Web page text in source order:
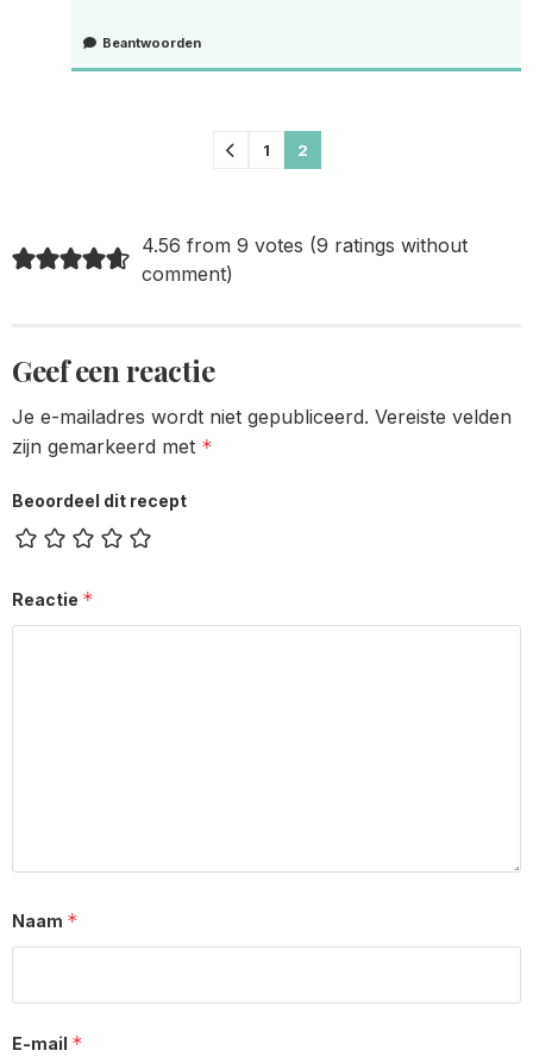
Beantwoorden
1 2
4.56 from 9 votes (9 ratings without
comment)
Geef een reactie
Je e-mailadres wordt niet gepubliceerd. Vereiste velden
zijn gemarkeerd met *
Beoordeel dit recept
Reactie *
Naam *
E-mail *